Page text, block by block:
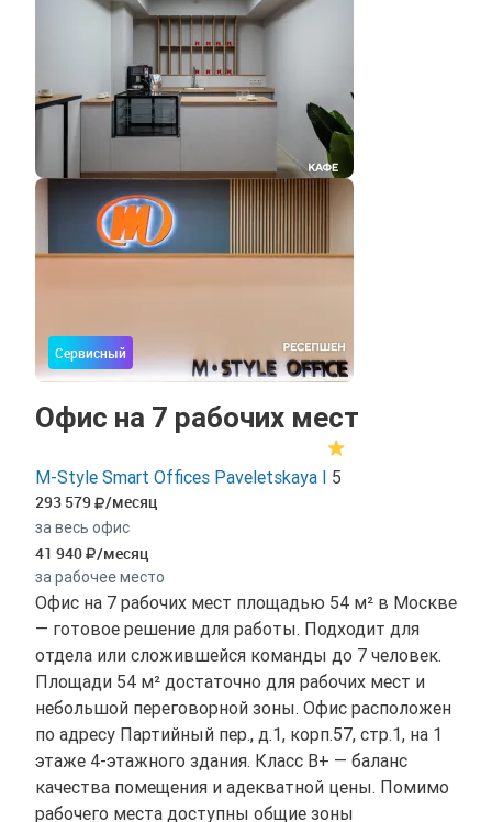
Сервисный
Офис на 7 рабочих мест
M-Style Smart Offices Paveletskaya I 5
293 579 /месяц
за весь офис
41 940 /месяц
за рабочее место
Офис на 7 рабочих мест площадью 54 м² в Москве
— готовое решение для работы. Подходит для
отдела или сложившейся команды до 7 человек.
Площади 54 м² достаточно для рабочих мест и
небольшой переговорной зоны. Офис расположен
по адресу Партийный пер., д.1, корп.57, стр.1, на 1
этаже 4-этажного здания. Класс B+ — баланс
качества помещения и адекватной цены. Помимо
рабочего места доступны общие зоны